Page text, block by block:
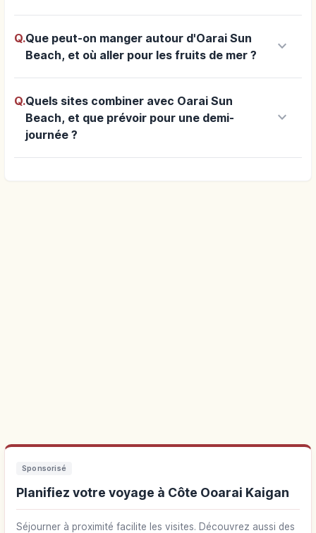
Q.Que peut-on manger autour d'Oarai Sun
Beach, et où aller pour les fruits de mer ?
keyboard_arrow_down
Q.Quels sites combiner avec Oarai Sun
Beach, et que prévoir pour une demi-
journée ?
keyboard_arrow_down
Sponsorisé
Planifiez votre voyage à Côte Ooarai Kaigan
Séjourner à proximité facilite les visites. Découvrez aussi des